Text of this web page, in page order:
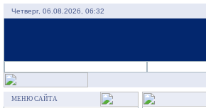
Четверг, 06.08.2026, 06:32
МЕНЮ САЙТА